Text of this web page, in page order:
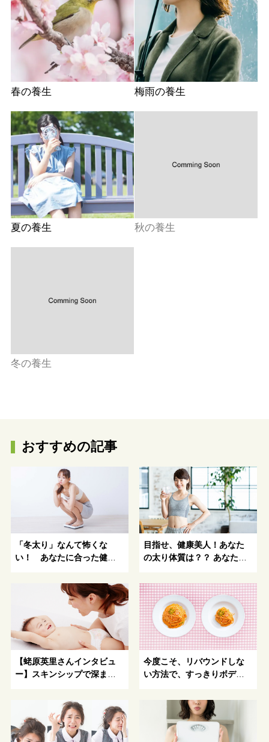
春の養生 梅雨の養生
夏の養生 秋の養生
冬の養生
おすすめの記事
「冬太り」なんて怖くな
い！ あなたに合った健康
目指せ、健康美人！あなた
の太り体質は？？ あなたに
ルを見つけよう
【蛯原英里さんインタビュ
ー】スキンシップで深まる
今度こそ、リバウンドしな
い方法で、すっきりボディ